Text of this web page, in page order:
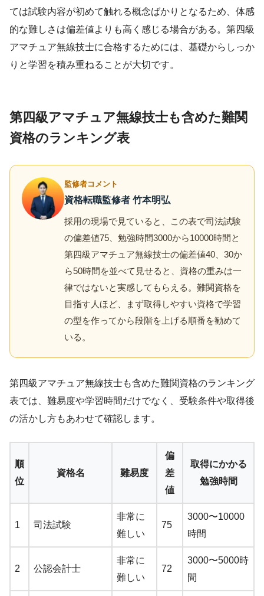
ては試験内容が初めて触れる概念ばかりとなるため、体感
的な難しさは偏差値よりも高く感じる場合がある。第四級
アマチュア無線技士に合格するためには、基礎からしっか
りと学習を積み重ねることが大切です。
第四級アマチュア無線技士も含めた難関
資格のランキング表
監修者コメント
資格転職監修者 竹本明弘
採用の現場で見ていると、この表で司法試験
の偏差値75、勉強時間3000から10000時間と
第四級アマチュア無線技士の偏差値40、30か
ら50時間を並べて見せると、資格の重みは一
律ではないと実感してもらえる。難関資格を
目指す人ほど、まず取得しやすい資格で学習
の型を作ってから段階を上げる順番を勧めて
いる。
第四級アマチュア無線技士も含めた難関資格のランキング
表では、難易度や学習時間だけでなく、受験条件や取得後
の活かし方もあわせて確認します。
順
位
資格名 難易度
偏
差
値
取得にかかる
勉強時間
1 司法試験
非常に
難しい
75
3000〜10000
時間
2 公認会計士
非常に
難しい
72
3000〜5000時
間